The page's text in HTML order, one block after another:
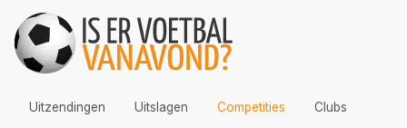
Uitzendingen Uitslagen Competities Clubs